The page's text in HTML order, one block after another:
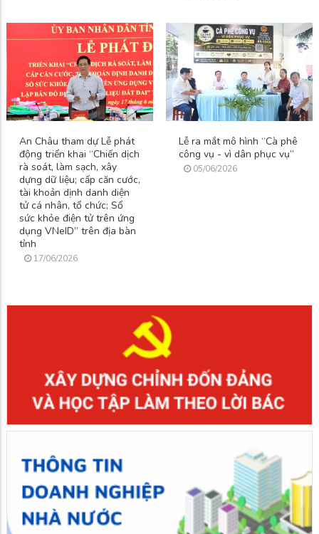
An Châu tham dự Lễ phát
động triển khai “Chiến dịch
rà soát, làm sạch, xây
dựng dữ liệu; cấp căn cước,
tài khoản dịnh danh diện
tử cá nhân, tổ chức; Sổ
sức khỏe điện tử trên ứng
dụng VNeID” trên địa bàn
tỉnh
17/06/2026
Lễ ra mắt mô hình “Cà phê
công vụ - vì dân phục vụ”
05/06/2026